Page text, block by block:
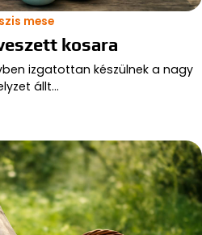
mese
kosara
izgatottan készülnek a nagy
állt…